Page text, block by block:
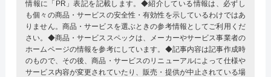
情報に「PR」表記を記載します。◆紹介している情報は、必ずし
も個々の商品・サービスの安全性・有効性を示しているわけではあ
りません。商品・サービスを選ぶときの参考情報としてご利用くだ
さい。◆商品・サービススペックは、メーカーやサービス事業者の
ホームページの情報を参考にしています。◆記事内容は記事作成時
のもので、その後、商品・サービスのリニューアルによって仕様や
サービス内容が変更されていたり、販売・提供が中止されている場